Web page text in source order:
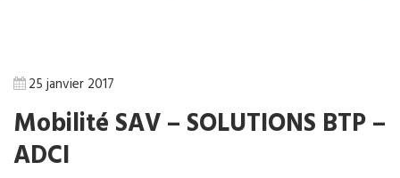
25 janvier 2017
Mobilité SAV – SOLUTIONS BTP –
ADCI